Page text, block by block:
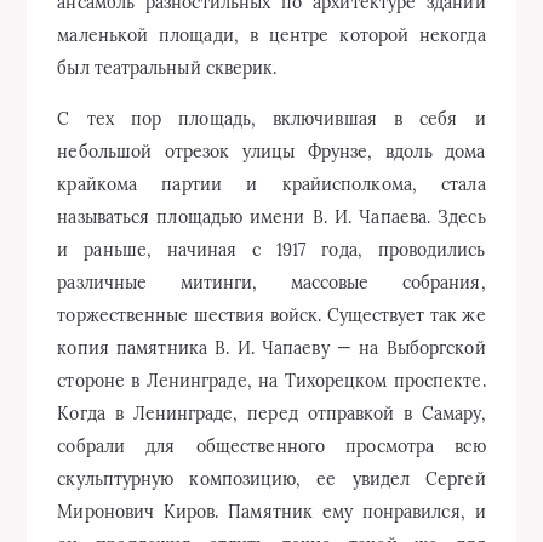
торжественные шествия войск. Существует так же
копия памятника В. И. Чапаеву — на Выборгской
стороне в Ленинграде, на Тихорецком проспекте.
Когда в Ленинграде, перед отправкой в Самару,
собрали для общественного просмотра всю
скульптурную композицию, ее увидел Сергей
Миронович Киров. Памятник ему понравился, и
он предложил отлить точно такой же для
Ленинграда, что и было исполнено в октябре 1933
года.
Вначале предполагалось установить памятник в
создаваемом в 30-е годы новом районе города, на
Московском проспекте, в парке. Но сделать это не
удалось — началась война. Разобранный памятник
хранился в одном из районов города, оказавшемся